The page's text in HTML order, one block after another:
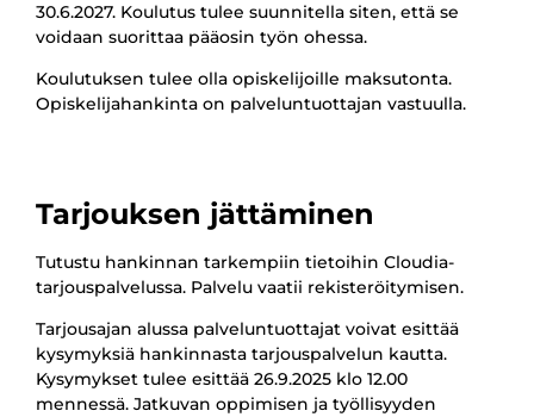
30.6.2027. Koulutus tulee suunnitella siten, että se
voidaan suorittaa pääosin työn ohessa.
Koulutuksen tulee olla opiskelijoille maksutonta.
Opiskelijahankinta on palveluntuottajan vastuulla.
Tarjouksen jättäminen
Tutustu hankinnan tarkempiin tietoihin Cloudia-
tarjouspalvelussa. Palvelu vaatii rekisteröitymisen.
Tarjousajan alussa palveluntuottajat voivat esittää
kysymyksiä hankinnasta tarjouspalvelun kautta.
Kysymykset tulee esittää 26.9.2025 klo 12.00
mennessä. Jatkuvan oppimisen ja työllisyyden